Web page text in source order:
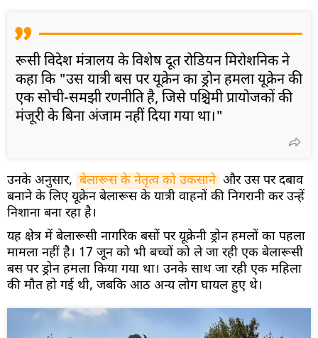
रूसी विदेश मंत्रालय के विशेष दूत रोडियन मिरोशनिक ने
कहा कि "उस यात्री बस पर यूक्रेन का ड्रोन हमला यूक्रेन की
एक सोची-समझी रणनीति है, जिसे पश्चिमी प्रायोजकों की
मंजूरी के बिना अंजाम नहीं दिया गया था।"
उनके अनुसार, बेलारूस के नेतृत्व को उकसाने और उस पर दबाव
बनाने के लिए यूक्रेन बेलारूस के यात्री वाहनों की निगरानी कर उन्हें
निशाना बना रहा है।
यह क्षेत्र में बेलारूसी नागरिक बसों पर यूक्रेनी ड्रोन हमलों का पहला
मामला नहीं है। 17 जून को भी बच्चों को ले जा रही एक बेलारूसी
बस पर ड्रोन हमला किया गया था। उनके साथ जा रही एक महिला
की मौत हो गई थी, जबकि आठ अन्य लोग घायल हुए थे।